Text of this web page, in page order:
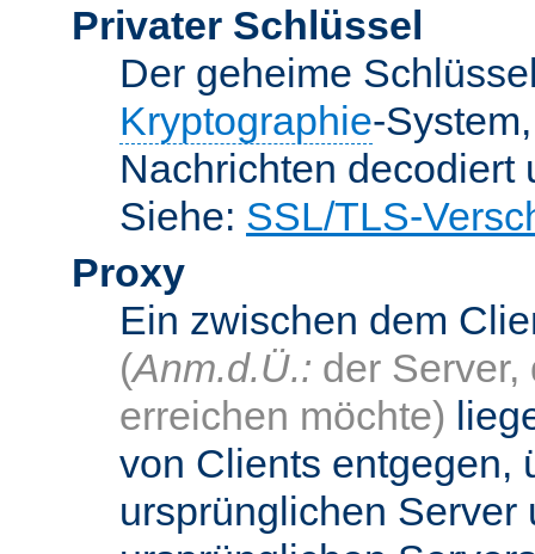
Privater Schlüssel
Der geheime
Kryptographie-
Nachrichten decodiert
Siehe: SSL/TLS-
Proxy
Ein zwischen dem
(Anm.d.Ü.: der
erreichen möchte)
von Clients entgegen,
ursprünglichen Server